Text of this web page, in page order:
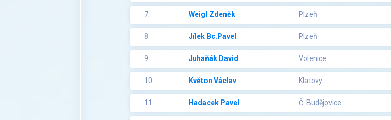
7. Weigl Zdeněk Plzeň
8. Jílek Bc.Pavel Plzeň
9. Juhaňák David Volenice
10. Květon Václav Klatovy
11. Hadacek Pavel Č. Budějovice